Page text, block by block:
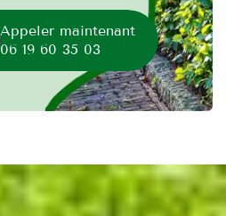
Appeler maintenant
06 19 60 35 03